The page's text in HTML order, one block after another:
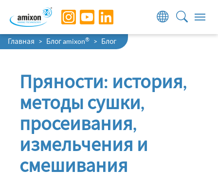
Skip to main navigation
Skip to main content
Skip to page footer
You are here:
Главная Блог amixon® Блог
Пряности: история,
методы сушки,
просеивания,
измельчения и
смешивания